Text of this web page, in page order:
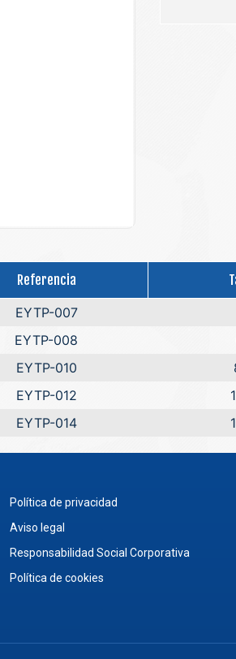
Referencia
EYTP-007
EYTP-008
EYTP-010
EYTP-012
EYTP-014
Política de privacidad
Aviso legal
Responsabilidad Social Corporativa
Política de cookies